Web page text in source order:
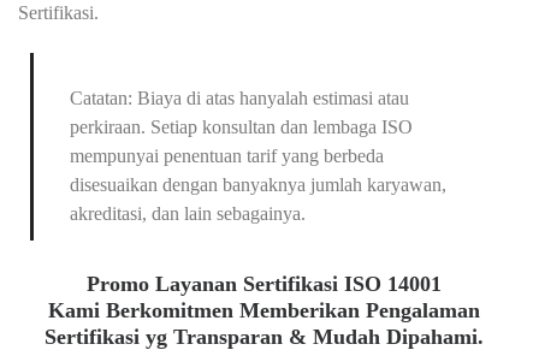
Sertifikasi.
Catatan: Biaya di atas hanyalah estimasi atau
perkiraan. Setiap konsultan dan lembaga ISO
mempunyai penentuan tarif yang berbeda
disesuaikan dengan banyaknya jumlah karyawan,
akreditasi, dan lain sebagainya.
Promo Layanan Sertifikasi ISO 14001
Kami Berkomitmen Memberikan Pengalaman
Sertifikasi yg Transparan & Mudah Dipahami.